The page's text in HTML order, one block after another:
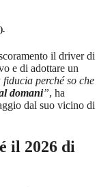
il driver di
e di adottare un
perché so che
domani”, ha
dal suo vicino di
il 2026 di